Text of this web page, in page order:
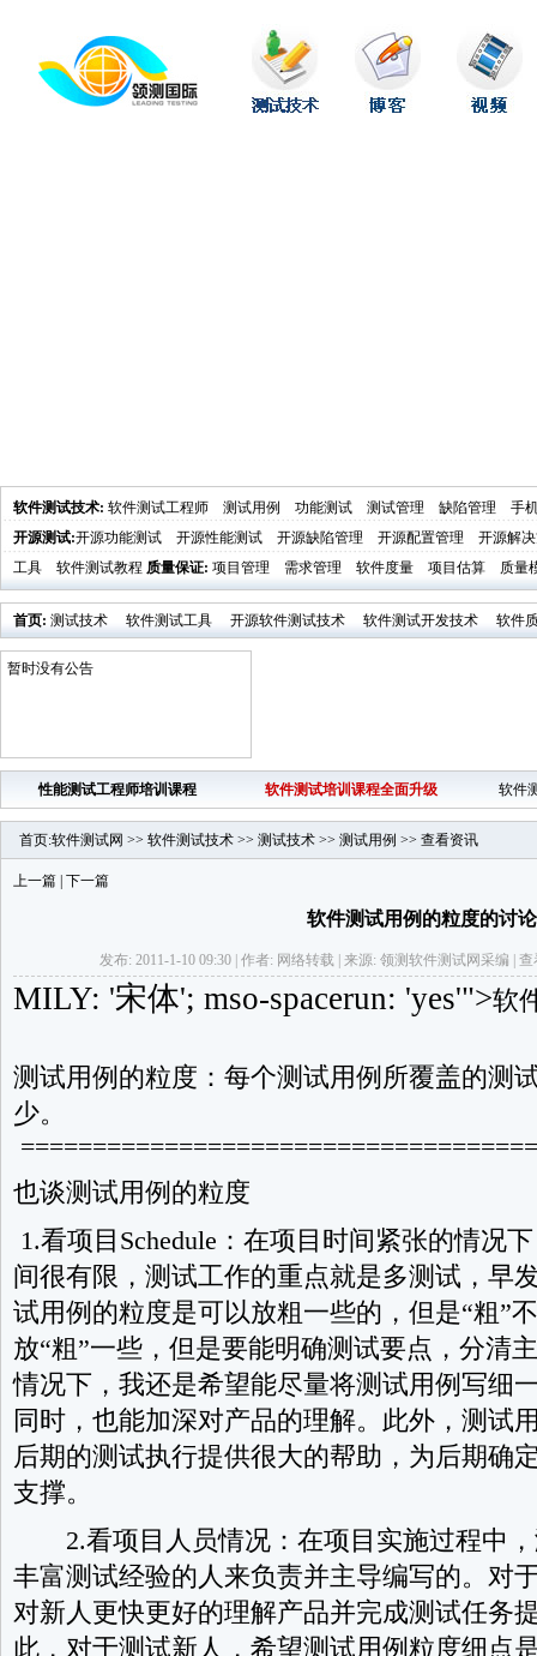
软件测试技术: 软件测试工程师 测试用例 功能测试 测试管理 缺陷管理
手
开源测试:开源功能测试 开源性能测试 开源缺陷管理 开源配置管理
开源解
工具
软件测试教程 质量保证: 项目管理 需求管理 软件度量 项目估算 质量
首页: 测试技术 软件测试工具 开源软件测试技术 软件测试开发技术
软件
业界新闻
软件测试时代活动发布
暂时没有公告
性能测试工程师培训课程 软件测试培训课程全面升级 软件
首页:软件测试网 >> 软件测试技术 >> 测试技术 >> 测试用例 >> 查看资讯
上一篇 下一篇
软件测试用例的粒度的讨论
发布: 2011-1-10 09:30 | 作者: 网络转载 | 来源: 领测软件测试网采编 |
MILY: '宋体'; mso-spacerun: 'yes'">软
测试用例的粒度：每个测试用例所覆盖的测
少。
也谈测试用例的粒度
1.看项目Schedule：在项目时间紧张的情况
间很有限，测试工作的重点就是多测试，早
试用例的粒度是可以放粗一些的，但是“粗”
放“粗”一些，但是要能明确测试要点，分清
情况下，我还是希望能尽量将测试用例写细
同时，也能加深对产品的理解。此外，测试
后期的测试执行提供很大的帮助，为后期确
支撑。
2.看项目人员情况：在项目实施过程中，
丰富测试经验的人来负责并主导编写的。对
对新人更快更好的理解产品并完成测试任务
此，对于测试新人，希望测试用例粒度细点